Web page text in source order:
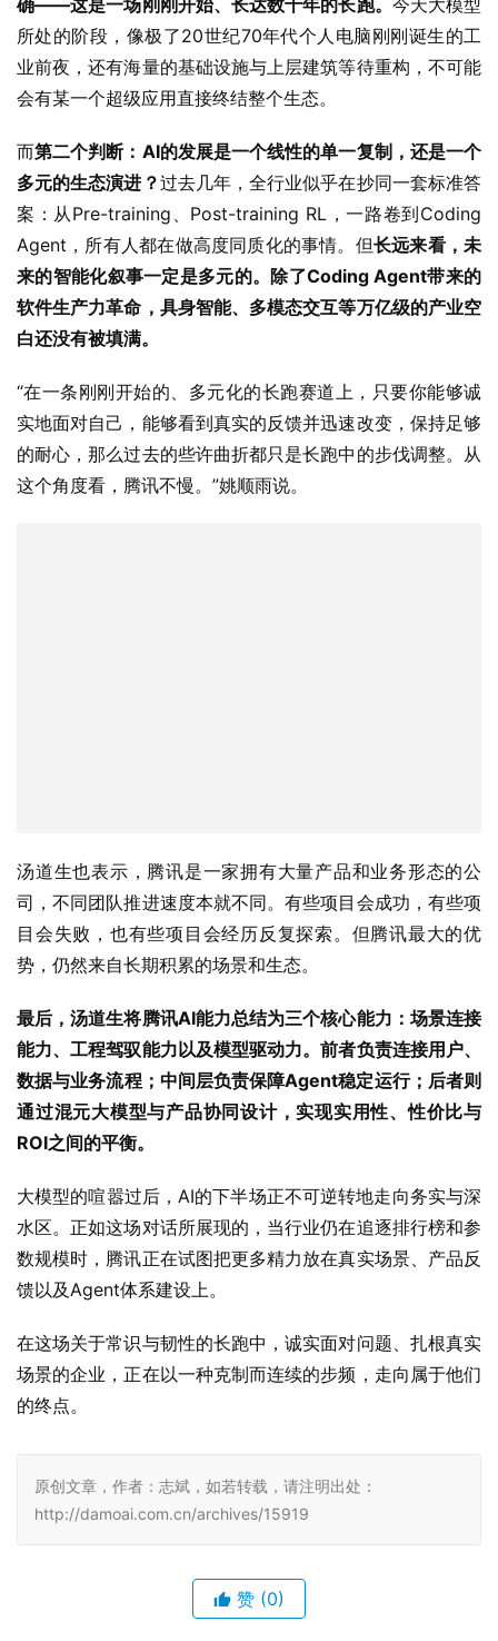
确——这是一场刚刚开始、长达数十年的长跑。 今天大模型
所处的阶段，像极了20世纪70年代个人电脑刚刚诞生的工
业前夜，还有海量的基础设施与上层建筑等待重构，不可能
会有某一个超级应用直接终结整个生态。
而第二个判断：AI的发展是一个线性的单一复制，还是一个
多元的生态演进？过去几年，全行业似乎在抄同一套标准答
案：从Pre-training、Post-training RL，一路卷到Coding
Agent，所有人都在做高度同质化的事情。但长远来看，未
来的智能化叙事一定是多元的。除了Coding Agent带来的
软件生产力革命，具身智能、多模态交互等万亿级的产业空
白还没有被填满。
“在一条刚刚开始的、多元化的长跑赛道上，只要你能够诚
实地面对自己，能够看到真实的反馈并迅速改变，保持足够
的耐心，那么过去的些许曲折都只是长跑中的步伐调整。从
这个角度看，腾讯不慢。”姚顺雨说。
汤道生也表示，腾讯是一家拥有大量产品和业务形态的公
司，不同团队推进速度本就不同。有些项目会成功，有些项
目会失败，也有些项目会经历反复探索。但腾讯最大的优
势，仍然来自长期积累的场景和生态。
最后，汤道生将腾讯AI能力总结为三个核心能力：场景连接
能力、工程驾驭能力以及模型驱动力。前者负责连接用户、
数据与业务流程；中间层负责保障Agent稳定运行；后者则
通过混元大模型与产品协同设计，实现实用性、性价比与
ROI之间的平衡。
大模型的喧嚣过后，AI的下半场正不可逆转地走向务实与深
水区。正如这场对话所展现的，当行业仍在追逐排行榜和参
数规模时，腾讯正在试图把更多精力放在真实场景、产品反
馈以及Agent体系建设上。
在这场关于常识与韧性的长跑中，诚实面对问题、扎根真实
场景的企业，正在以一种克制而连续的步频，走向属于他们
的终点。
原创文章，作者：志斌，如若转载，请注明出处：
http://damoai.com.cn/archives/15919
赞 (0)